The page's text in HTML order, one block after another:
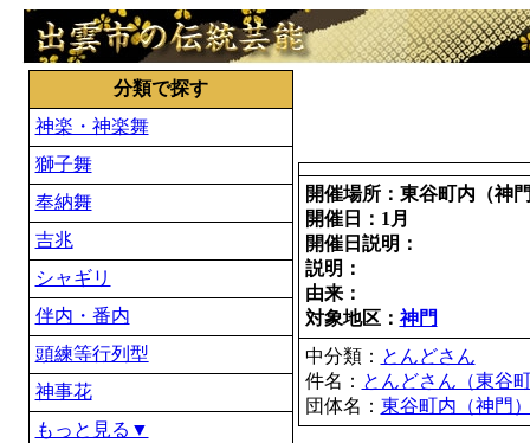
分類で探す
神楽・神楽舞
獅子舞
奉納舞
吉兆
シャギリ
伴内・番内
頭練等行列型
神事花
もっと見る▼
開催場所：東谷町内（神
開催日：1月
開催日説明：
説明：
由来：
対象地区：神門
中分類： とんどさん
件名： とんどさん（東谷
団体名： 東谷町内（神門